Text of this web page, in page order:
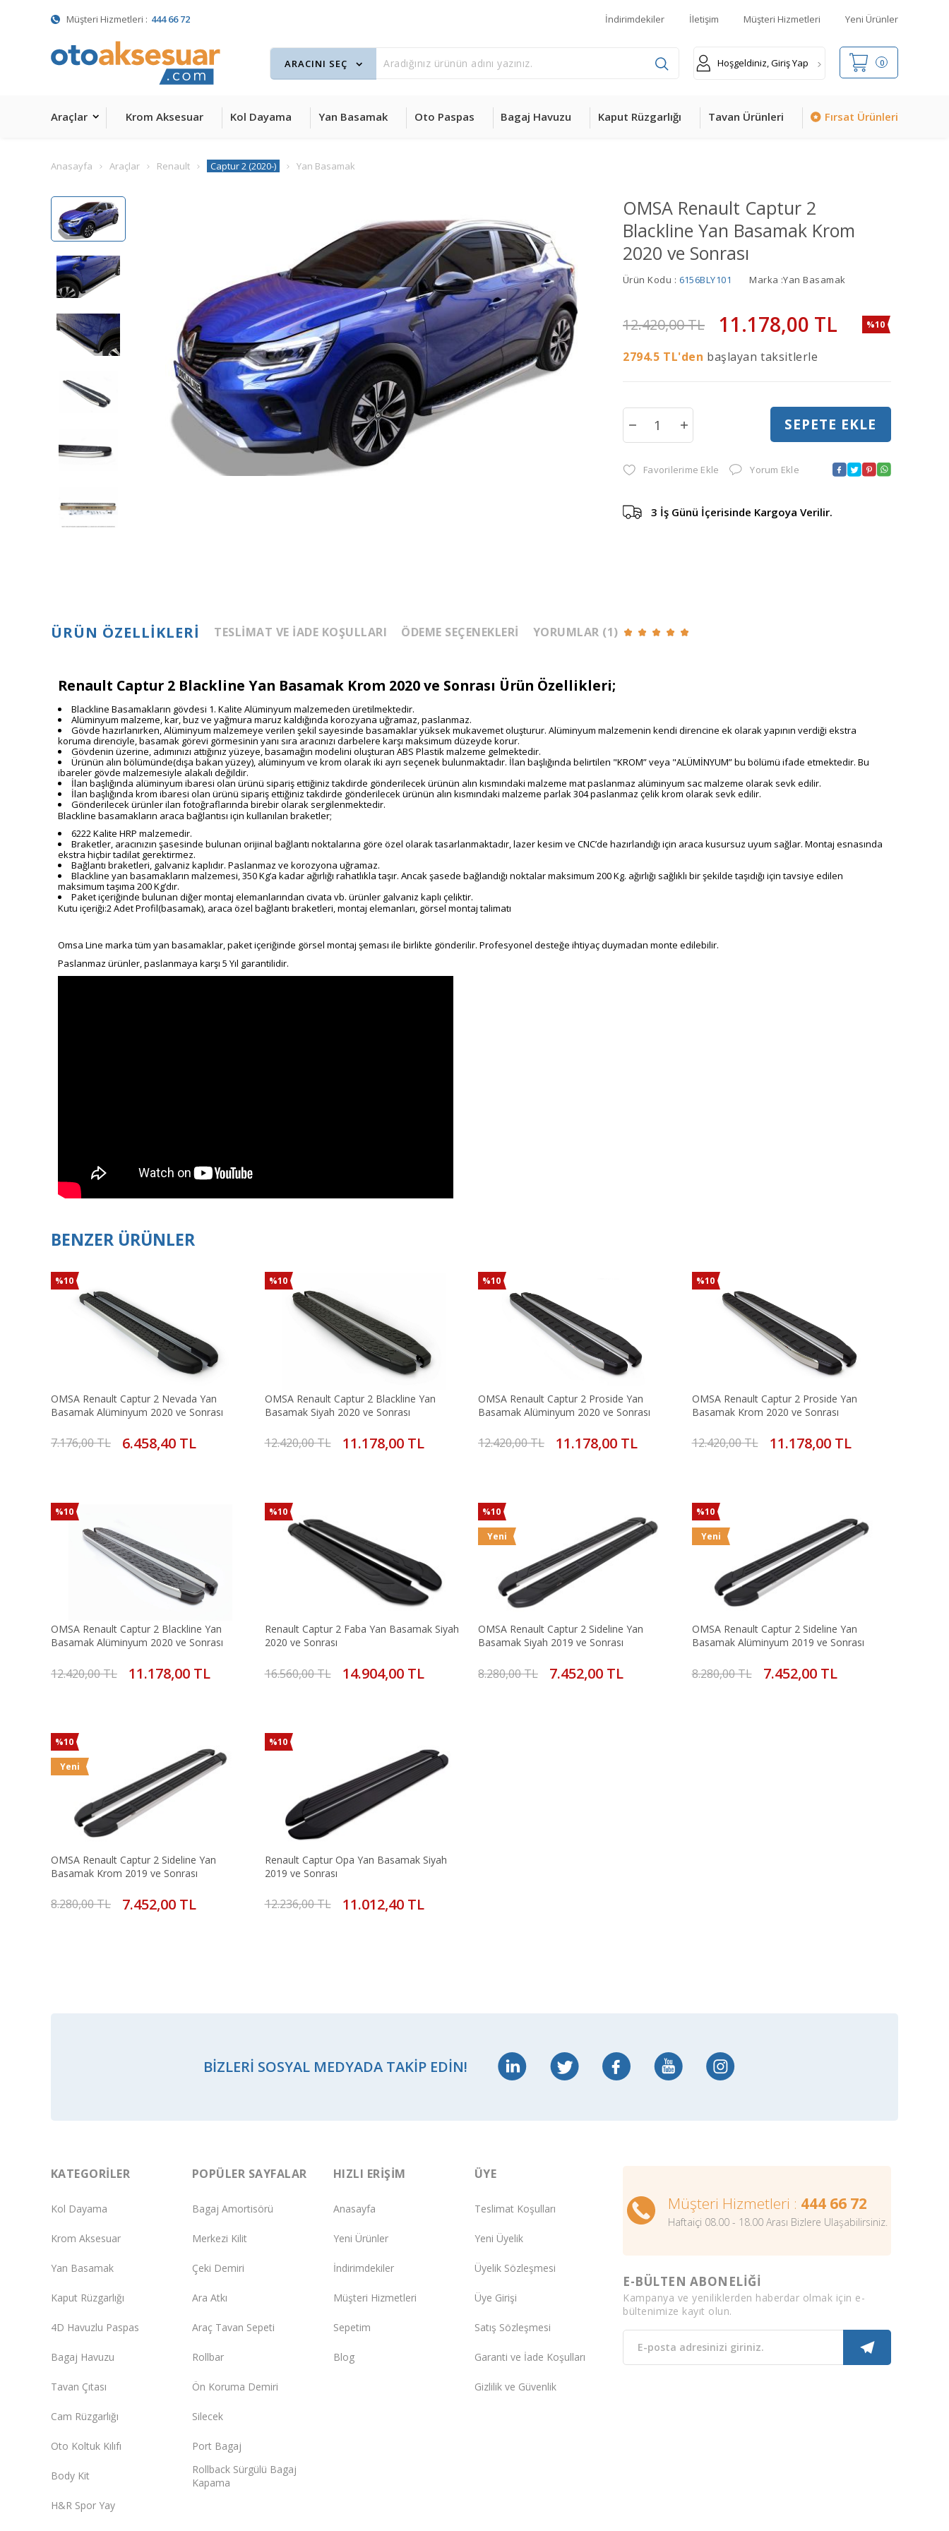
Müşteri Hizmetleri : 444 66 72 İndirimdekiler İletişim Müşteri Hizmetleri Yeni Ürünler
0
Hoşgeldiniz, Giriş Yap
Araçlar Krom Aksesuar Kol Dayama Yan Basamak Oto Paspas Bagaj Havuzu Kaput Rüzgarlığı Tavan Ürünleri Fırsat Ürünleri
Anasayfa Araçlar Renault Captur 2 (2020-) Yan Basamak
OMSA Renault Captur 2
Blackline Yan Basamak Krom
2020 ve Sonrası
Ürün Kodu : 6156BLY101 Marka :Yan Basamak
12.420,00TL 11.178,00 TL %10
2794.5 TL'den başlayan taksitlerle
SEPETE EKLE
Favorilerime Ekle Yorum Ekle
3 İş Günü İçerisinde Kargoya Verilir.
ÜRÜN ÖZELLIKLERI TESLIMAT VE İADE KOŞULLARI ÖDEME SEÇENEKLERI YORUMLAR (1)
Renault Captur 2 Blackline Yan Basamak Krom 2020 ve Sonrası Ürün Özellikleri;
Blackline Basamakların gövdesi 1. Kalite Alüminyum malzemeden üretilmektedir.
Alüminyum malzeme, kar, buz ve yağmura maruz kaldığında korozyana uğramaz, paslanmaz.
Gövde hazırlanırken, Alüminyum malzemeye verilen şekil sayesinde basamaklar yüksek mukavemet oluşturur. Alüminyum malzemenin kendi direncine ek olarak yapının verdiği ekstra
koruma direnciyle, basamak görevi görmesinin yanı sıra aracınızı darbelere karşı maksimum düzeyde korur.
Gövdenin üzerine, adımınızı attığınız yüzeye, basamağın modelini oluşturan ABS Plastik malzeme gelmektedir.
Ürünün alın bölümünde(dışa bakan yüzey), alüminyum ve krom olarak iki ayrı seçenek bulunmaktadır. İlan başlığında belirtilen "KROM” veya "ALÜMİNYUM” bu bölümü ifade etmektedir. Bu
ibareler gövde malzemesiyle alakalı değildir.
İlan başlığında alüminyum ibaresi olan ürünü sipariş ettiğiniz takdirde gönderilecek ürünün alın kısmındaki malzeme mat paslanmaz alüminyum sac malzeme olarak sevk edilir.
İlan başlığında krom ibaresi olan ürünü sipariş ettiğiniz takdirde gönderilecek ürünün alın kısmındaki malzeme parlak 304 paslanmaz çelik krom olarak sevk edilir.
Gönderilecek ürünler ilan fotoğraflarında birebir olarak sergilenmektedir.
Blackline basamakların araca bağlantısı için kullanılan braketler;
6222 Kalite HRP malzemedir.
Braketler, aracınızın şasesinde bulunan orijinal bağlantı noktalarına göre özel olarak tasarlanmaktadır, lazer kesim ve CNC’de hazırlandığı için araca kusursuz uyum sağlar. Montaj esnasında
ekstra hiçbir tadilat gerektirmez.
Bağlantı braketleri, galvaniz kaplıdır. Paslanmaz ve korozyona uğramaz.
Blackline yan basamakların malzemesi, 350 Kg’a kadar ağırlığı rahatlıkla taşır. Ancak şasede bağlandığı noktalar maksimum 200 Kg. ağırlığı sağlıklı bir şekilde taşıdığı için tavsiye edilen
maksimum taşıma 200 Kg’dır.
Paket içeriğinde bulunan diğer montaj elemanlarından civata vb. ürünler galvaniz kaplı çeliktir.
Kutu içeriği:2 Adet Profil(basamak), araca özel bağlantı braketleri, montaj elemanları, görsel montaj talimatı
Omsa Line marka tüm yan basamaklar, paket içeriğinde görsel montaj şeması ile birlikte gönderilir. Profesyonel desteğe ihtiyaç duymadan monte edilebilir.
Paslanmaz ürünler, paslanmaya karşı 5 Yıl garantilidir.
BENZER ÜRÜNLER
%10
OMSA Renault Captur 2 Nevada Yan
Basamak Alüminyum 2020 ve Sonrası
7.176,00 TL 6.458,40 TL
%10
OMSA Renault Captur 2 Blackline Yan
Basamak Siyah 2020 ve Sonrası
12.420,00 TL 11.178,00 TL
%10
OMSA Renault Captur 2 Proside Yan
Basamak Alüminyum 2020 ve Sonrası
12.420,00 TL 11.178,00 TL
%10
OMSA Renault Captur 2 Proside Yan
Basamak Krom 2020 ve Sonrası
12.420,00 TL 11.178,00 TL
%10
OMSA Renault Captur 2 Blackline Yan
Basamak Alüminyum 2020 ve Sonrası
12.420,00 TL 11.178,00 TL
%10
Renault Captur 2 Faba Yan Basamak Siyah
2020 ve Sonrası
16.560,00 TL 14.904,00 TL
%10
Yeni
OMSA Renault Captur 2 Sideline Yan
Basamak Siyah 2019 ve Sonrası
8.280,00 TL 7.452,00 TL
%10
Yeni
OMSA Renault Captur 2 Sideline Yan
Basamak Alüminyum 2019 ve Sonrası
8.280,00 TL 7.452,00 TL
%10
Yeni
OMSA Renault Captur 2 Sideline Yan
Basamak Krom 2019 ve Sonrası
8.280,00 TL 7.452,00 TL
%10
Renault Captur Opa Yan Basamak Siyah
2019 ve Sonrası
12.236,00 TL 11.012,40 TL
BIZLERI SOSYAL MEDYADA TAKIP EDIN!
KATEGORILER
Kol Dayama
Krom Aksesuar
Yan Basamak
Kaput Rüzgarlığı
4D Havuzlu Paspas
Bagaj Havuzu
Tavan Çıtası
Cam Rüzgarlığı
Oto Koltuk Kılıfı
Body Kit
H&R Spor Yay
POPÜLER SAYFALAR
Bagaj Amortisörü
Merkezi Kilit
Çeki Demiri
Ara Atkı
Araç Tavan Sepeti
Rollbar
Ön Koruma Demiri
Silecek
Port Bagaj
Rollback Sürgülü Bagaj
Kapama
HIZLI ERIŞIM
Anasayfa
Yeni Ürünler
İndirimdekiler
Müşteri Hizmetleri
Sepetim
Blog
ÜYE
Teslimat Koşulları
Yeni Üyelik
Üyelik Sözleşmesi
Üye Girişi
Satış Sözleşmesi
Garanti ve İade Koşulları
Gizlilik ve Güvenlik
Müşteri Hizmetleri : 444 66 72
Haftaiçi 08.00 - 18.00 Arası Bizlere Ulaşabilirsiniz.
E-BÜLTEN ABONELİĞİ
Kampanya ve yeniliklerden haberdar olmak için e-
bültenimize kayıt olun.